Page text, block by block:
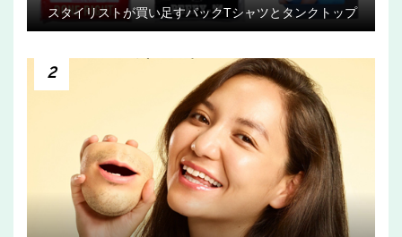
スタイリストが買い足すパックTシャツとタンクトップ
2